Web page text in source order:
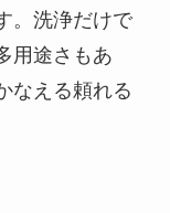
。洗浄だけで
用途さもあ
なえる頼れる